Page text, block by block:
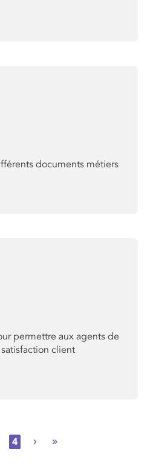
documents métiers
permettre aux agents de
client
4